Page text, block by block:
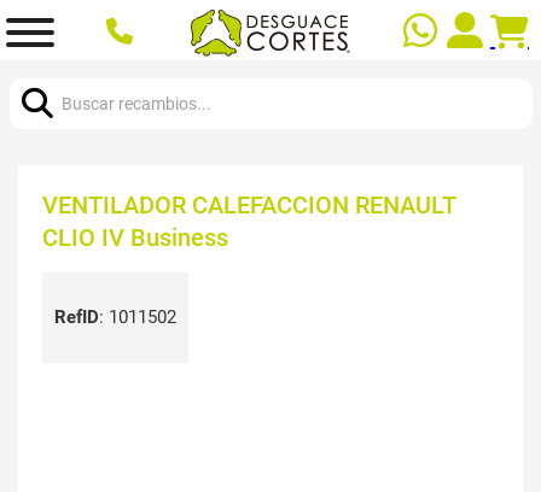
VENTILADOR CALEFACCION RENAULT
CLIO IV Business
RefID: 1011502